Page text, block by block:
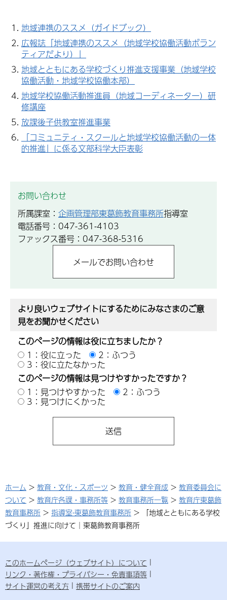
地域連携のススメ（ガイドブック）
広報誌「地域連携のススメ（地域学校協働活動ボラン
ティアだより）」
地域とともにある学校づくり推進支援事業（地域学校
協働活動・地域学校協働本部）
地域学校協働活動推進員（地域コーディネーター）研
修講座
放課後子供教室推進事業
「コミュニティ・スクールと地域学校協働活動の一体
的推進」に係る文部科学大臣表彰
お問い合わせ
所属課室： 企画管理部東葛飾教育事務所指導室
電話番号：047-361-4103
ファックス番号：047-368-5316
より良いウェブサイトにするためにみなさまのご意
見をお聞かせください
このページの情報は役に立ちましたか？
1：役に立った
2：ふつう
3：役に立たなかった
このページの情報は見つけやすかったですか？
1：見つけやすかった
2：ふつう
3：見つけにくかった
ホーム > 教育・文化・スポーツ > 教育・健全育成 > 教育委員会に
ついて > 教育庁各課・事務所等 > 教育事務所一覧 > 教育庁東葛飾
教育事務所 > 指導室-東葛飾教育事務所 > 「地域とともにある学校
づくり」推進に向けて│東葛飾教育事務所
このホームページ（ウェブサイト）について
リンク・著作権・プライバシー・免責事項等
サイト運営の考え方
携帯サイトのご案内